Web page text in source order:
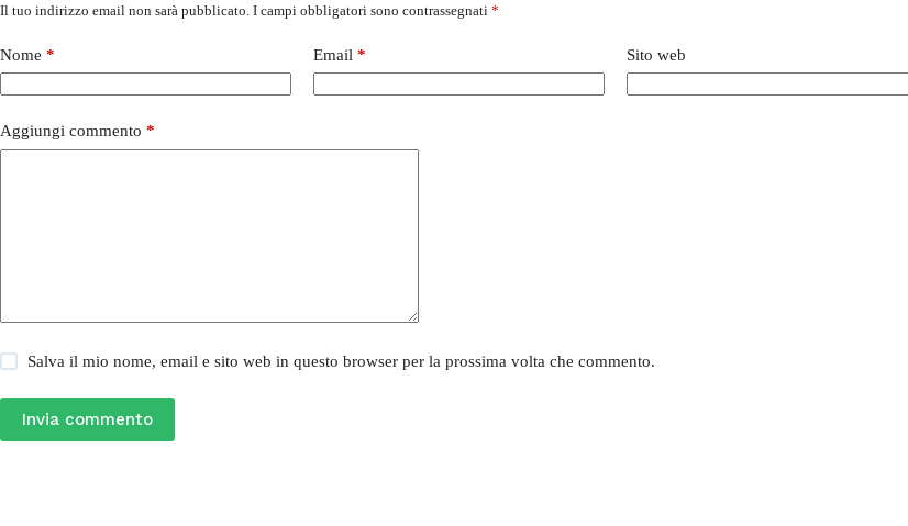
Il tuo indirizzo email non sarà pubblicato. I campi obbligatori sono contrassegnati *
Nome * Email * Sito web
Aggiungi commento *
Salva il mio nome, email e sito web in questo browser per la prossima volta che commento.
Invia commento